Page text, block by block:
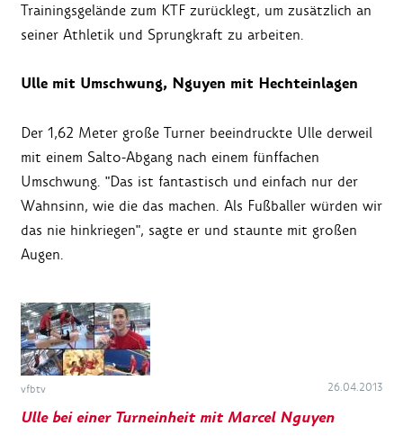
Trainingsgelände zum KTF zurücklegt, um zusätzlich an
seiner Athletik und Sprungkraft zu arbeiten.
Ulle mit Umschwung, Nguyen mit Hechteinlagen
Der 1,62 Meter große Turner beeindruckte Ulle derweil
mit einem Salto-Abgang nach einem fünffachen
Umschwung. "Das ist fantastisch und einfach nur der
Wahnsinn, wie die das machen. Als Fußballer würden wir
das nie hinkriegen", sagte er und staunte mit großen
Augen.
vfbtv 26.04.2013
Ulle bei einer Turneinheit mit Marcel Nguyen